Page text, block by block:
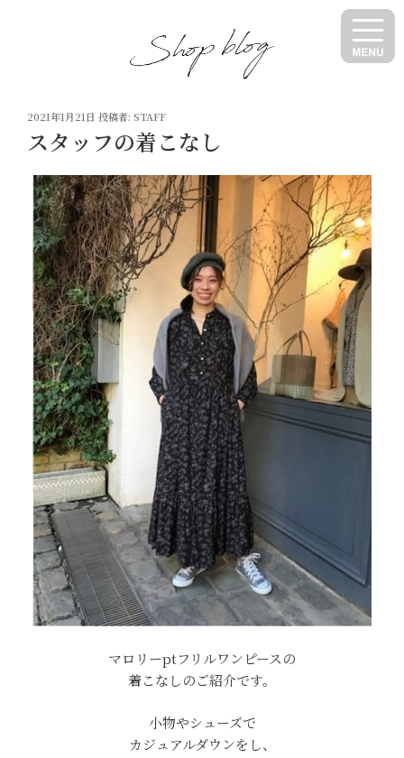
投
日:
2021年1月21日 投稿者: STAFF
スタッフの着こなし
マロリーptフリルワンピースの
着こなしのご紹介です。
小物やシューズで
カジュアルダウンをし、